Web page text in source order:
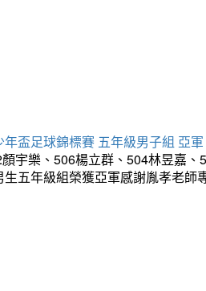
盃足球錦標賽 五年級男子組 亞軍
宇樂、506楊立群、504林昱嘉
五年級組榮獲亞軍感謝胤孝老師